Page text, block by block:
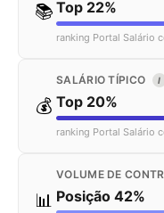
📚 Top 22%
ranking Portal Salário
💰
SALÁRIO TÍPICO I
Top 20%
ranking Portal Salário
📊
VOLUME DE
Posição 42%